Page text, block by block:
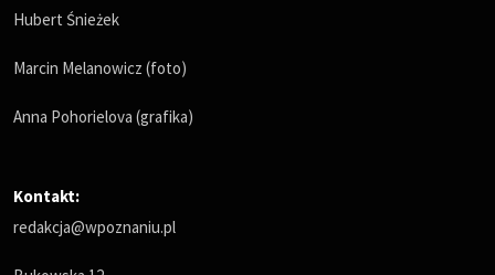
Hubert Śnieżek
Marcin Melanowicz (foto)
Anna Pohorielova (grafika)
Kontakt:
redakcja@wpoznaniu.pl